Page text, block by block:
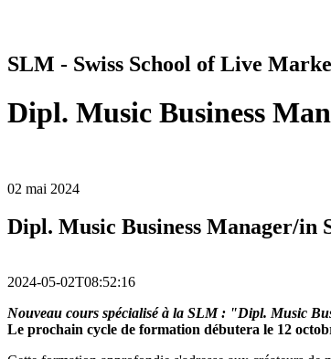
SLM - Swiss School of Live
Dipl. Music Business
02 mai 2024
Dipl. Music Business Manager/in
2024-05-02T08:52:16
Nouveau cours spécialisé à la SLM : "Dipl. Music
Le prochain cycle de formation débutera le 12